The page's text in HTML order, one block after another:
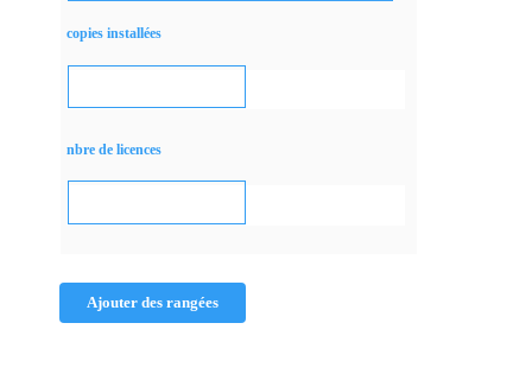
copies installées
nbre de licences
Ajouter des rangées